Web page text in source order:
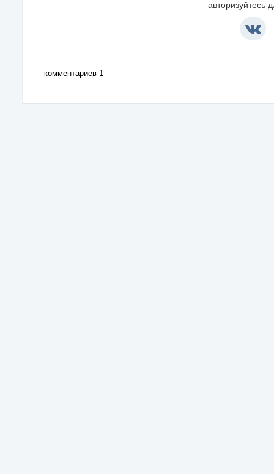
авторизуйтесь
комментариев 1